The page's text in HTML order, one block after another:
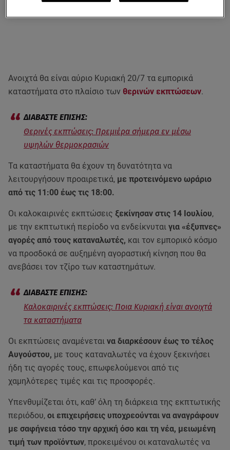
Ανοιχτά θα είναι αύριο Κυριακή 20/7 τα εμπορικά
καταστήματα στο πλαίσιο των θερινών εκπτώσεων.
Θερινές εκπτώσεις: Πρεμιέρα σήμερα εν μέσω
υψηλών θερμοκρασιών
Τα καταστήματα θα έχουν τη δυνατότητα να
λειτουργήσουν προαιρετικά, με προτεινόμενο ωράριο
από τις 11:00 έως τις 18:00.
Οι καλοκαιρινές εκπτώσεις ξεκίνησαν στις 14 Ιουλίου,
με την εκπτωτική περίοδο να ενδείκνυται για «έξυπνες»
αγορές από τους καταναλωτές, και τον εμπορικό κόσμο
να προσδοκά σε αυξημένη αγοραστική κίνηση που θα
ανεβάσει τον τζίρο των καταστημάτων.
Καλοκαιρινές εκπτώσεις: Ποια Κυριακή είναι ανοιχτά
τα καταστήματα
Οι εκπτώσεις αναμένεται να διαρκέσουν έως το τέλος
Αυγούστου, με τους καταναλωτές να έχουν ξεκινήσει
ήδη τις αγορές τους, επωφελούμενοι από τις
χαμηλότερες τιμές και τις προσφορές.
Υπενθυμίζεται ότι, καθ’ όλη τη διάρκεια της εκπτωτικής
περιόδου, οι επιχειρήσεις υποχρεούνται να αναγράφουν
με σαφήνεια τόσο την αρχική όσο και τη νέα, μειωμένη
τιμή των προϊόντων, προκειμένου οι καταναλωτές να